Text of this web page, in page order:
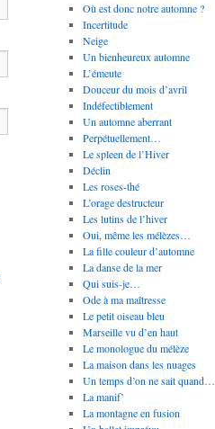
Où est donc notre automne ?
Incertitude
Neige
Un bienheureux automne
L’émeute
Douceur du mois d’avril
Indéfectiblement
Un automne aberrant
Perpétuellement…
Le spleen de l’Hiver
Déclin
Les roses-thé
L’orage destructeur
Les lutins de l’hiver
Oui, même les mélèzes…
La fille couleur d’automne
La danse de la mer
Qui suis-je…
Ode à ma maîtresse
Le petit oiseau bleu
Marseille vu d’en haut
Le monologue du mélèze
La maison dans les nuages
Un temps d’on ne sait quand…
La manif’
La montagne en fusion